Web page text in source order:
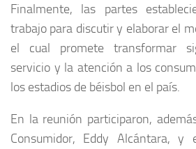
Finalmente, las partes
trabajo para discutir y elaborar el
el cual promete transformar
servicio y la atención a los
los estadios de béisbol en el país.
En la reunión participaron,
Consumidor, Eddy Alcántara,